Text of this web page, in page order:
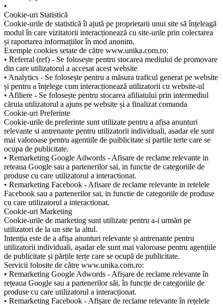
•
Cookie-uri Statistică
Cookie-urile de statistică îi ajută pe proprietarii unui site să înțeleagă
modul în care vizitatorii interacționează cu site-urile prin colectarea
și raportarea informațiilor în mod anonim.
Exemple cookies setate de către www.unika.com.ro:
• Referral (ref) - Se folosește pentru stocarea mediului de promovare
din care utilizatorul a accesat acest website
• Analytics - Se folosește pentru a măsura traficul generat pe website
și pentru a înțelege cum interacționează utilizatorii cu website-ul
• Afiliere - Se folosește pentru stocarea afiliatului prin intermediul
căruia utilizatorul a ajuns pe website și a finalizat comanda
Cookie-uri Preferinte
Cookie-urile de preferinte sunt utilizate pentru a afisa anunturi
relevante si antrenante pentru utilizatorii individuali, asadar ele sunt
mai valoroase pentru agentiile de puiblicitate si partile terte care se
ocupa de publicitate.
• Remarketing Google Adwords - Afisare de reclame relevante in
reteaua Google sau a partenerilor sai, in functie de categoriile de
produse cu care utilizatorul a interactionat.
• Remarketing Facebook - Afisare de reclame relevante in retelele
Facebook sau a partenerilor sai, in functie de categoriile de produse
cu care utilizatorul a interactionat.
Cookie-uri Marketing
Cookie-urile de marketing sunt utilizate pentru a-i urmări pe
utilizatori de la un site la altul.
Intenția este de a afișa anunturi relevante și antrenante pentru
utilizatorii individuali, așadar ele sunt mai valoroase pentru agențiile
de publicitate și părțile terțe care se ocupă de publicitate.
Servicii folosite de către www.unika.com.ro:
• Remarketing Google Adwords - Afișare de reclame relevante în
rețeaua Google sau a partenerilor săi, în funcție de categoriile de
produse cu care utilizatorul a interacționat.
• Remarketing Facebook - Afișare de reclame relevante în rețelele